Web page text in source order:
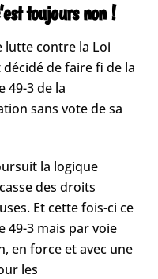
toujours non !
lutte contre la Loi
de faire fi de la
49-3 de la
sans vote de sa
la logique
des droits
Et cette fois-ci ce
49-3 mais par voie
en force et avec une
les